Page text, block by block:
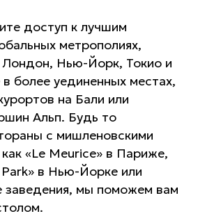
доступ к лучшим
метрополиях,
Нью-Йорк, Токио и
более уединенных местах,
на Бали или
Альп. Будь то
с мишленовскими
«Le Meurice» в Париже,
в Нью-Йорке или
мы поможем вам